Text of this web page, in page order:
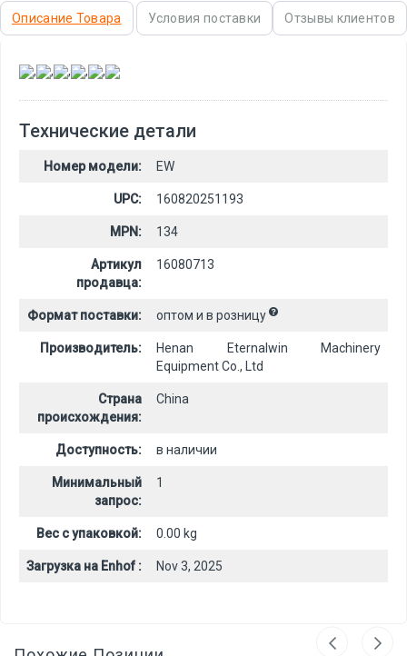
Описание Товара Условия поставки Отзывы клиентов
, , , , ,
Технические детали
Номер модели: EW
UPC: 160820251193
MPN: 134
Артикул
продавца:
16080713
Формат поставки: оптом и в розницу
Производитель:
Henan Eternalwin Machinery
Equipment Co., Ltd
Страна
происхождения:
China
Доступность: в наличии
Минимальный
запрос:
1
Вес с упаковкой: 0.00 kg
Загрузка на Enhof : Nov 3, 2025